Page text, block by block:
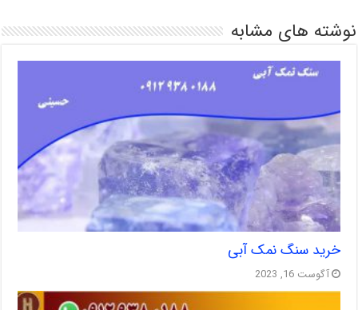
نوشته های مشابه
خرید سنگ نمک آبی
آگوست 16, 2023